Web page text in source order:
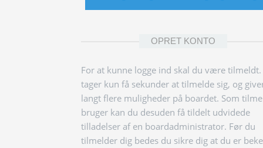
OPRET KONTO
For at kunne logge ind skal du være tilmeldt.
tager kun få sekunder at tilmelde sig, og
langt flere muligheder på boardet. Som
bruger kan du desuden få tildelt udvidede
tilladelser af en boardadministrator. Før du
tilmelder dig bedes du sikre dig at du er